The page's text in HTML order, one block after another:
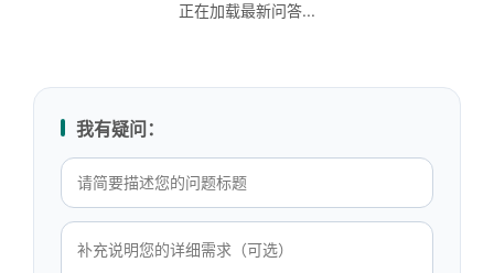
正在加载最新问答...
我有疑问：